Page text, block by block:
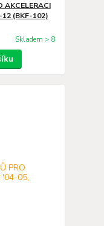
AKCELERACI
12 (BKF-102)
Skladem > 8